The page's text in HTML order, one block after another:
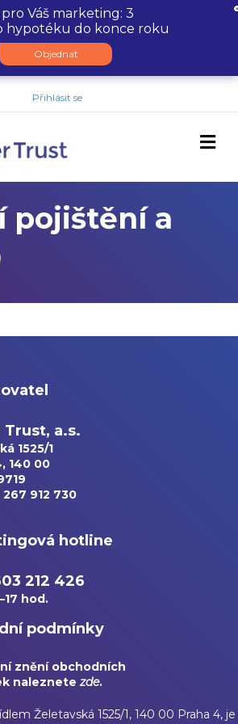
Přihlásit se
pojištění a
a.s.
1525/1
140 00
912 730
hotline
212 426
hod.
podmínky
znění obchodních
naleznetezde.
Želetavská 1525/1, 140 00 Praha 4, je
Váš marketing: 3
hypotéku do konce roku
Objednat